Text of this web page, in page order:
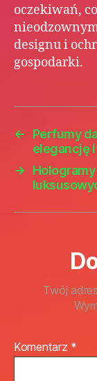
oczekiwań,
designu i
gospodarki.
←
Perfumy
elegancję
→
Twój
Komentarz *